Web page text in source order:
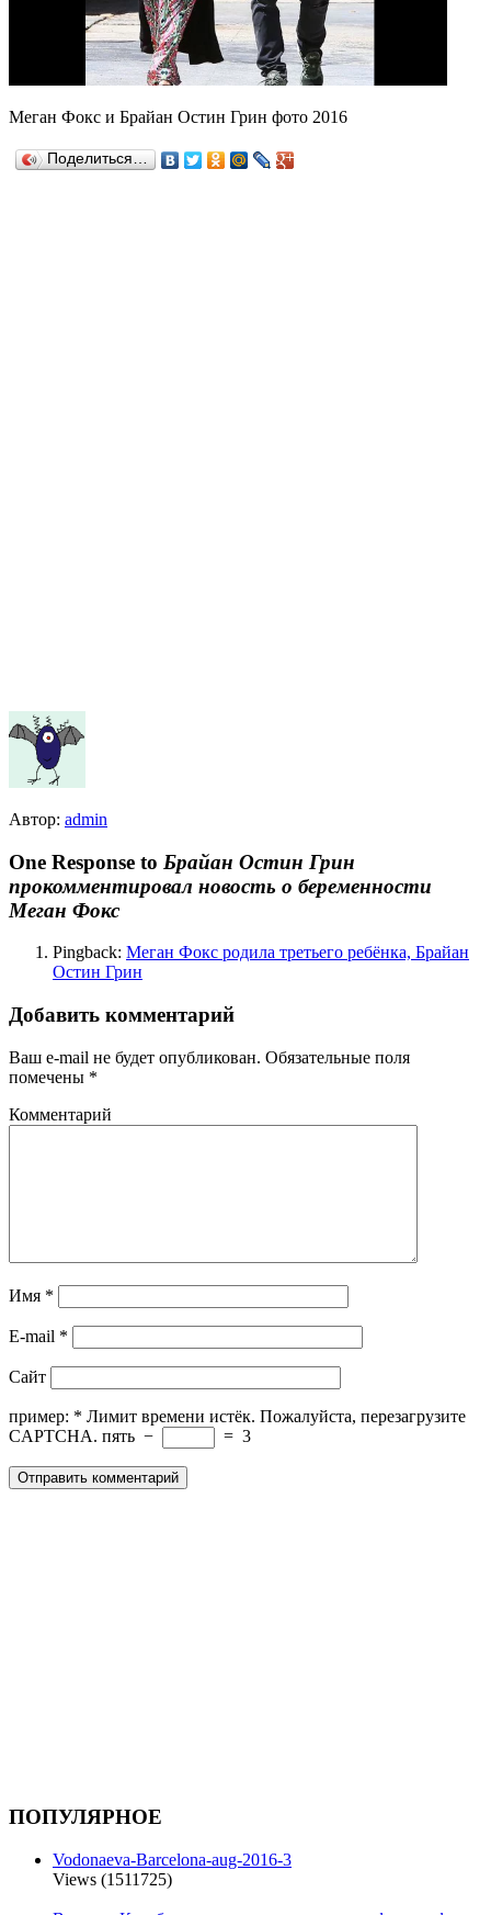
Меган Фокс и Брайан Остин Грин фото 2016
Поделиться…
Автор: admin
One Response to Брайан Остин Грин
прокомментировал новость о беременности
Меган Фокс
Pingback: Меган Фокс родила третьего ребёнка, Брайан
Остин Грин
Добавить комментарий
Ваш e-mail не будет опубликован. Обязательные поля
помечены *
Комментарий
Имя *
E-mail *
Сайт
пример: * Лимит времени истёк. Пожалуйста, перезагрузите
CAPTCHA. пять − = 3
ПОПУЛЯРНОЕ
Vodonaeva-Barcelona-aug-2016-3
Views (1511725)